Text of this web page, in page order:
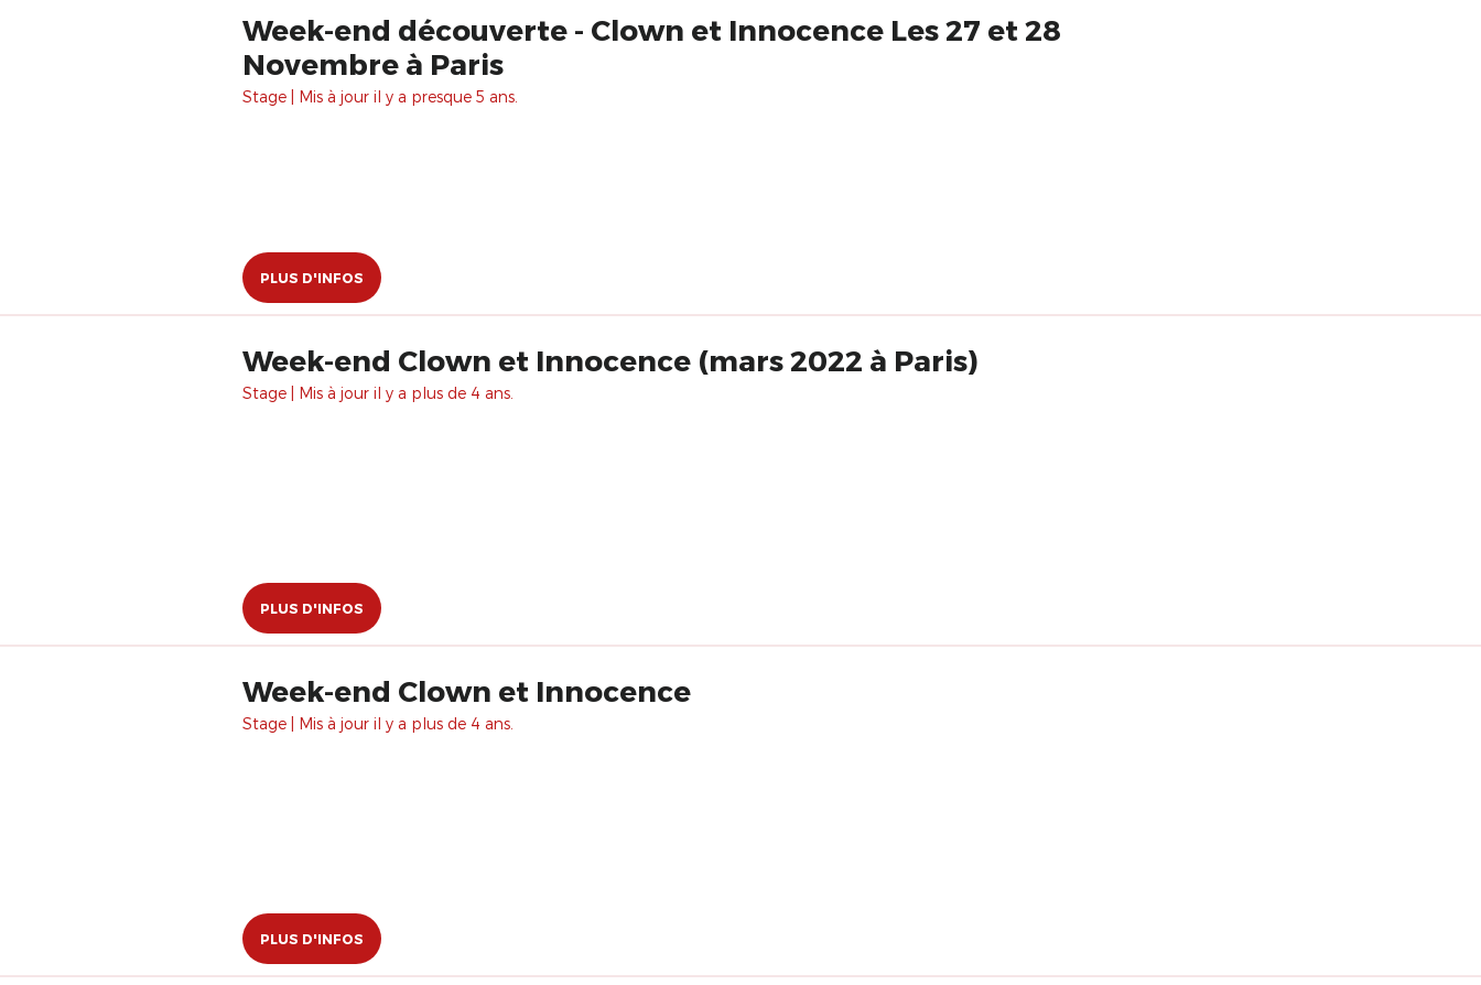
Week-end découverte - Clown et Innocence Les 27 et 28
Novembre à Paris
Stage | Mis à jour il y a presque 5 ans.
PLUS D'INFOS
Week-end Clown et Innocence (mars 2022 à Paris)
Stage | Mis à jour il y a plus de 4 ans.
PLUS D'INFOS
Week-end Clown et Innocence
Stage | Mis à jour il y a plus de 4 ans.
PLUS D'INFOS